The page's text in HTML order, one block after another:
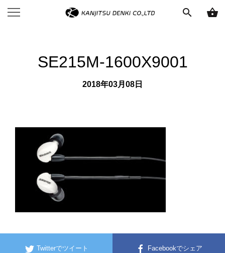
search shopping_basket
SE215M-1600X9001
2018年03月08日
Twitterでツイート Facebookでシェア